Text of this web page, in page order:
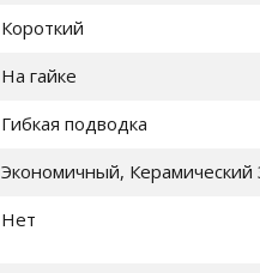
Короткий
На гайке
Гибкая подводка
Экономичный, Керамический
Нет